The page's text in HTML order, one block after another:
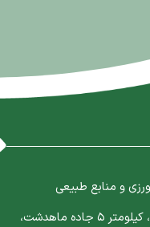
و منابع طبیعی
آدرس : استان البرز، کرج، کیلومتر 5 جاده ماهدشت،